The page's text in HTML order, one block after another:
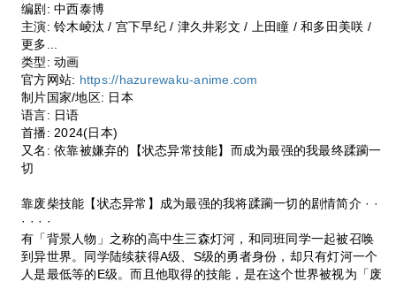
编剧: 中西泰博
主演: 铃木崚汰 / 宫下早纪 / 津久井彩文 / 上田瞳 / 和多田美咲 /
更多...
类型: 动画
官方网站: https://hazurewaku-anime.com
制片国家/地区: 日本
语言: 日语
首播: 2024(日本)
又名: 依靠被嫌弃的【状态异常技能】而成为最强的我最终蹂躏一
切
靠废柴技能【状态异常】成为最强的我将蹂躏一切的剧情简介 · ·
· · · ·
有「背景人物」之称的高中生三森灯河，和同班同学一起被召唤
到异世界。同学陆续获得A级、S级的勇者身份，却只有灯河一个
人是最低等的E级。而且他取得的技能，是在这个世界被视为「废